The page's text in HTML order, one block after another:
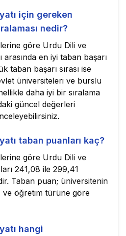
için gereken
nedir?
göre Urdu Dili ve
arasında en iyi taban başarı
taban başarı sırası ise
üniversiteleri ve burslu
daha iyi bir sıralama
güncel değerleri
taban puanları kaç?
göre Urdu Dili ve
241,08 ile 299,41
Taban puan; üniversitenin
ve öğretim türüne göre
hangi